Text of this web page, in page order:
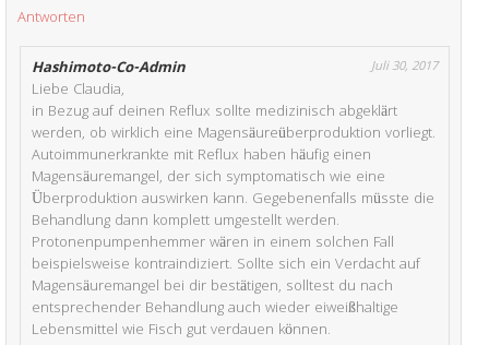
Antworten
Hashimoto-Co-Admin Juli 30, 2017
Liebe Claudia,
in Bezug auf deinen Reflux sollte medizinisch abgeklärt
werden, ob wirklich eine Magensäureüberproduktion vorliegt.
Autoimmunerkrankte mit Reflux haben häufig einen
Magensäuremangel, der sich symptomatisch wie eine
Überproduktion auswirken kann. Gegebenenfalls müsste die
Behandlung dann komplett umgestellt werden.
Protonenpumpenhemmer wären in einem solchen Fall
beispielsweise kontraindiziert. Sollte sich ein Verdacht auf
Magensäuremangel bei dir bestätigen, solltest du nach
entsprechender Behandlung auch wieder eiweißhaltige
Lebensmittel wie Fisch gut verdauen können.